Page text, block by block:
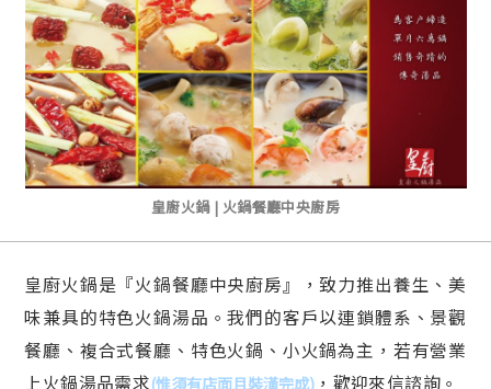
皇廚火鍋 | 火鍋餐廳中央廚房
皇廚火鍋是『火鍋餐廳中央廚房』，致力推出養生、美
味兼具的特色火鍋湯品。我們的客戶以連鎖體系、景觀
餐廳、複合式餐廳、特色火鍋、小火鍋為主，若有營業
上火鍋湯品需求(惟須有店面且裝潢完成) ，歡迎來信諮詢。